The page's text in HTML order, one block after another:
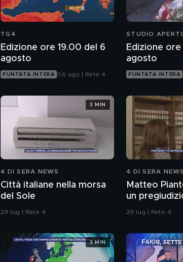
TG4
Edizione ore 19.00 del 6
agosto
PUNTATA INTERA 06 ago | Rete 4
STUDIO
Edizione ore
agosto
PUNTATA INTERA
4 DI SERA NEWS
Città italiane nella morsa
del Sole
29 lug | Rete 4
3 MIN
4 DI SERA NEWS
Matteo
un
confronti
29 lug | Rete 4
3 MIN